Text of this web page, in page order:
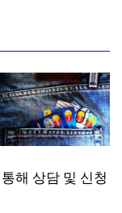
해 상담 및 신청